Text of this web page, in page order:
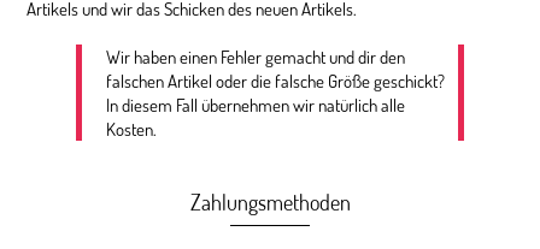
Artikels und wir das Schicken des neuen Artikels.
Wir haben einen Fehler gemacht und dir den
falschen Artikel oder die falsche Größe geschickt?
In diesem Fall übernehmen wir natürlich alle
Kosten.
Zahlungsmethoden